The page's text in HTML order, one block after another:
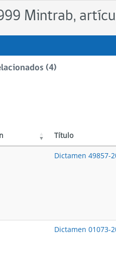
Mintrab,
(4)
Título
Dictamen 49857-
Dictamen 01073-